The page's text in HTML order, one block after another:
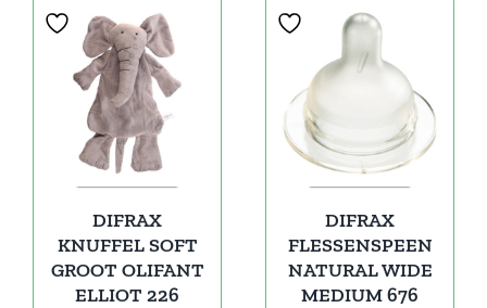
DIFRAX
KNUFFEL SOFT
GROOT OLIFANT
ELLIOT 226
DIFRAX
FLESSENSPEEN
NATURAL WIDE
MEDIUM 676